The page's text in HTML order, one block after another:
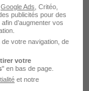
Google Ads , Critéo,
publicités pour des
d’augmenter vos
votre navigation, de
votre
" en bas de page.
et notre